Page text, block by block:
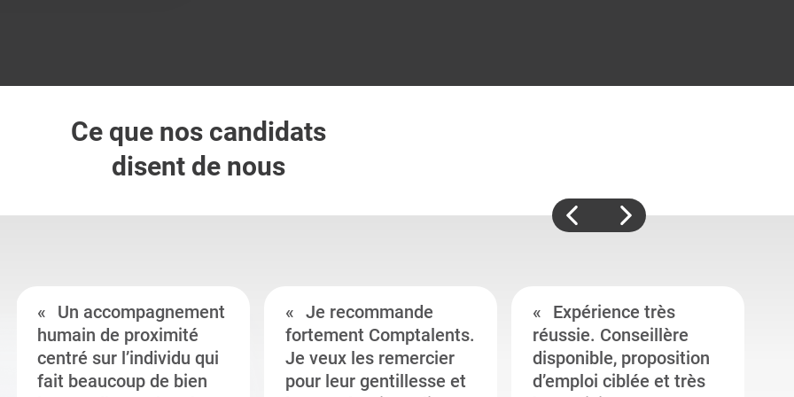
Ce que nos candidats
disent de nous
Un accompagnement
humain de proximité
centré sur l’individu qui
fait beaucoup de bien
Je recommande
fortement Comptalents.
Je veux les remercier
pour leur gentillesse et
Expérience très
réussie. Conseillère
disponible, proposition
d’emploi ciblée et très